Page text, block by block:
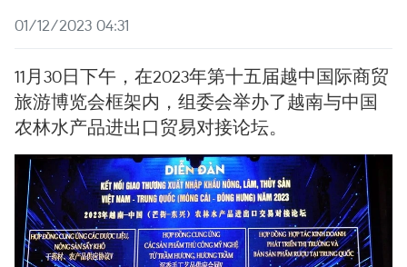
01/12/2023 04:31
11月30日下午，在2023年第十五届越中国际商贸
旅游博览会框架内，组委会举办了越南与中国
农林水产品进出口贸易对接论坛。